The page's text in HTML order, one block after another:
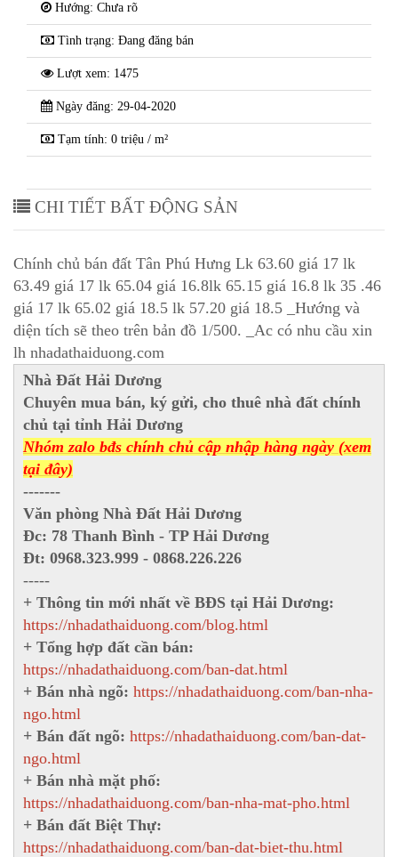
Hướng: Chưa rõ
Tình trạng: Đang đăng bán
Lượt xem: 1475
Ngày đăng: 29-04-2020
Tạm tính: 0 triệu / m²
CHI TIẾT BẤT ĐỘNG SẢN
Chính chủ bán đất Tân Phú Hưng Lk 63.60 giá 17 lk
63.49 giá 17 lk 65.04 giá 16.8lk 65.15 giá 16.8 lk 35 .46
giá 17 lk 65.02 giá 18.5 lk 57.20 giá 18.5 _Hướng và
diện tích sẽ theo trên bản đồ 1/500. _Ac có nhu cầu xin
lh nhadathaiduong.com
Nhà Đất Hải Dương
Chuyên mua bán, ký gửi, cho thuê nhà đất chính
chủ tại tỉnh Hải Dương
Nhóm zalo bđs chính chủ cập nhập hàng ngày (xem
tại đây)
-------
Văn phòng Nhà Đất Hải Dương
Đc: 78 Thanh Bình - TP Hải Dương
Đt: 0968.323.999 - 0868.226.226
-----
+ Thông tin mới nhất về BĐS tại Hải Dương:
https://nhadathaiduong.com/blog.html
+ Tổng hợp đất cần bán:
https://nhadathaiduong.com/ban-dat.html
+ Bán nhà ngõ: https://nhadathaiduong.com/ban-nha-
ngo.html
+ Bán đất ngõ: https://nhadathaiduong.com/ban-dat-
ngo.html
+ Bán nhà mặt phố:
https://nhadathaiduong.com/ban-nha-mat-pho.html
+ Bán đất Biệt Thự:
https://nhadathaiduong.com/ban-dat-biet-thu.html